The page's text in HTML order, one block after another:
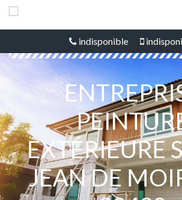
indisponible
EXTÉRIEURE
JEAN DE